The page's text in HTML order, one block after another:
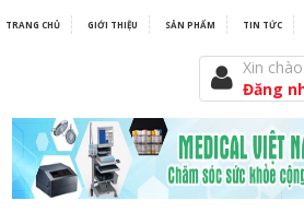
TRANG CHỦ GIỚI THIỆU SẢN PHẨM TIN TỨC
Xin
Đăng